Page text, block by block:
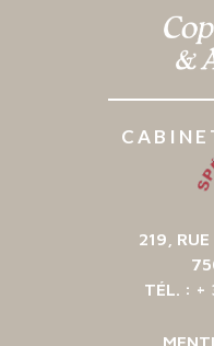
219, RUE
TÉL. : +